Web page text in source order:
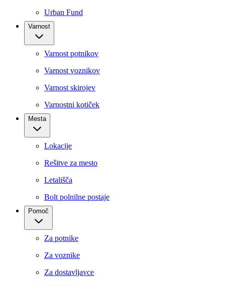
Urban Fund
Varnost
Varnost potnikov
Varnost voznikov
Varnost skirojev
Varnostni kotiček
Mesta
Lokacije
Rešitve za mesto
Letališča
Bolt polnilne postaje
Pomoč
Za potnike
Za voznike
Za dostavljavce